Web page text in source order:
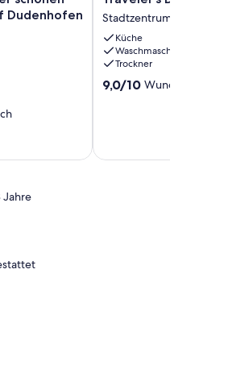
Dudenhofen
Dream
Mannheim
Stay
Stadtzentrum
von
Mannheim
Stadtzentrum von
Küche
Waschmaschine
Trockner
9.0
Bewertungen)
9,0/10 Wunderbar
Jahre